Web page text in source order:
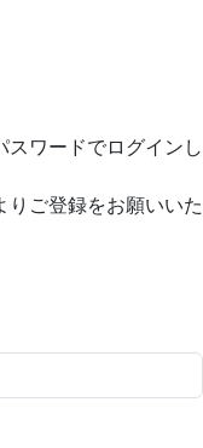
スワードでログインし
りご登録をお願いいた